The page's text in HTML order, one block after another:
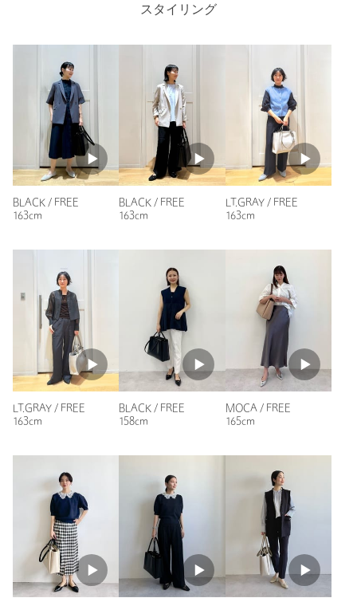
■素材
程よくシボ感のある素材
【注意事項】
※画像の商品はサンプルです。
※商品を使用前に、タグ等に記載されている「取り扱い上の注意
書き」、「洗濯表示」を必ずご確認ください。
※商品画像は、光の当たり具合やパソコンなどの閲覧環境によ
り、実際の色味と異なって見える場合がございます。あらかじめ
ご了承ください。
お問い合わせの際は、ユナイテッドアローズ カスタマーサービ
スデスクまで下記の品名/品番をお申し付け下さい。
品名：★★Wﾊﾝﾄﾞﾙ３RM/TOTE/PCC 品番：35321991304
商品詳細
注文キャンセル 対象商品
返品 対象商品 返品等について
カテゴリー | トートバッグ
洗濯表示 - 洗濯表示について
63人が参考になったと回答
ニックネーム： あー
投稿日： 2025年3月27日
購入カラー：BLACK
収納もたくさんあり、お弁当や水筒、書類など沢山入りそうで
性別： 女性
年代：20代前半
身長： 160cm
62人が参考になったと回答
ニックネーム： なるみお
投稿日： 2025年4月19日
購入カラー：MOCA
普段の通勤用に購入しました。素材も良く、大きさもA4ファ
イルが余裕で入り、お弁当とマイボトルを入れても見た目も膨
スタイリング
BLACK / FREE
163cm
BLACK / FREE
163cm
LT.GRAY / FREE
163cm
LT.GRAY / FREE
163cm
BLACK / FREE
158cm
MOCA / FREE
165cm